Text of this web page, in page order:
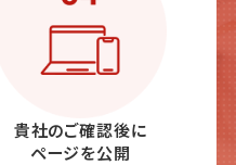
貴社のご確認後に
ページを公開